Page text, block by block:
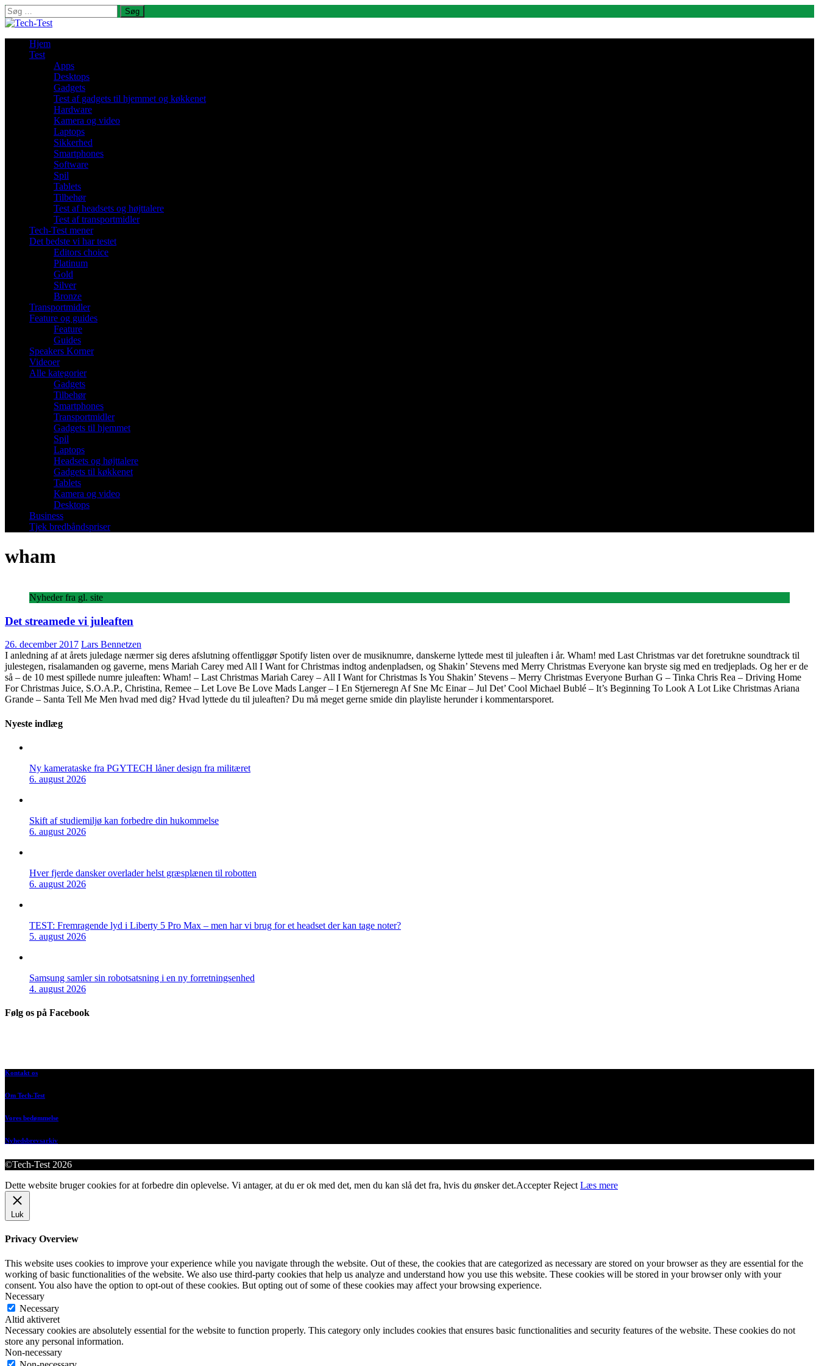
Søg
efter:
Hjem
Test
Apps
Desktops
Gadgets
Test af gadgets til hjemmet og køkkenet
Hardware
Kamera og video
Laptops
Sikkerhed
Smartphones
Software
Spil
Tablets
Tilbehør
Test af headsets og højttalere
Test af transportmidler
Tech-Test mener
Det bedste vi har testet
Editors choice
Platinum
Gold
Silver
Bronze
Transportmidler
Feature og guides
Feature
Guides
Speakers Korner
Videoer
Alle kategorier
Gadgets
Tilbehør
Smartphones
Transportmidler
Gadgets til hjemmet
Spil
Laptops
Headsets og højttalere
Gadgets til køkkenet
Tablets
Kamera og video
Desktops
Business
Tjek bredbåndspriser
wham
Nyheder fra gl. site
Det streamede vi juleaften
26. december 2017 Lars Bennetzen
I anledning af at årets juledage nærmer sig deres afslutning offentliggør Spotify listen over de musiknumre, danskerne lyttede mest til juleaften i år. Wham! med Last Christmas var det foretrukne soundtrack til
julestegen, risalamanden og gaverne, mens Mariah Carey med All I Want for Christmas indtog andenpladsen, og Shakin’ Stevens med Merry Christmas Everyone kan bryste sig med en tredjeplads. Og her er de
så – de 10 mest spillede numre juleaften: Wham! – Last Christmas Mariah Carey – All I Want for Christmas Is You Shakin’ Stevens – Merry Christmas Everyone Burhan G – Tinka Chris Rea – Driving Home
For Christmas Juice, S.O.A.P., Christina, Remee – Let Love Be Love Mads Langer – I En Stjerneregn Af Sne Mc Einar – Jul Det’ Cool Michael Bublé – It’s Beginning To Look A Lot Like Christmas Ariana
Grande – Santa Tell Me Men hvad med dig? Hvad lyttede du til juleaften? Du må meget gerne smide din playliste herunder i kommentarsporet.
Nyeste indlæg
Ny kamerataske fra PGYTECH låner design fra militæret
6. august 2026
Skift af studiemiljø kan forbedre din hukommelse
6. august 2026
Hver fjerde dansker overlader helst græsplænen til robotten
6. august 2026
TEST: Fremragende lyd i Liberty 5 Pro Max – men har vi brug for et headset der kan tage noter?
5. august 2026
Samsung samler sin robotsatsning i en ny forretningsenhed
4. august 2026
Følg os på Facebook
Kontakt os
Om Tech-Test
Vores bedømmelse
Nyhedsbrevsarkiv
©Tech-Test 2026
Dette website bruger cookies for at forbedre din oplevelse. Vi antager, at du er ok med det, men du kan slå det fra, hvis du ønsker det.Accepter Reject Læs mere
Luk
Privacy Overview
This website uses cookies to improve your experience while you navigate through the website. Out of these, the cookies that are categorized as necessary are stored on your browser as they are essential for the
working of basic functionalities of the website. We also use third-party cookies that help us analyze and understand how you use this website. These cookies will be stored in your browser only with your
consent. You also have the option to opt-out of these cookies. But opting out of some of these cookies may affect your browsing experience.
Necessary
Necessary
Altid aktiveret
Necessary cookies are absolutely essential for the website to function properly. This category only includes cookies that ensures basic functionalities and security features of the website. These cookies do not
store any personal information.
Non-necessary